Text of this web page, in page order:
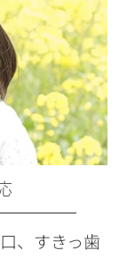
、すきっ歯